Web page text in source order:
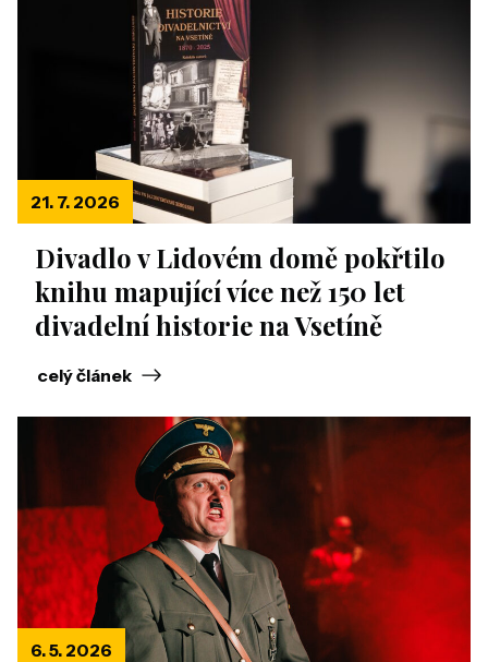
21. 7. 2026
Divadlo v Lidovém domě pokřtilo
knihu mapující více než 150 let
divadelní historie na Vsetíně
celý článek
6. 5. 2026